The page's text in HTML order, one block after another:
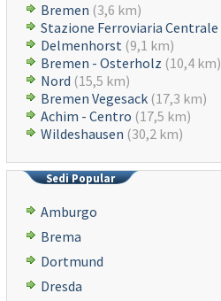
Bremen (3,6 km)
Stazione Ferroviaria Centrale
Delmenhorst (9,1 km)
Bremen - Osterholz (10,4 km)
Nord (15,5 km)
Bremen Vegesack (17,3 km)
Achim - Centro (17,5 km)
Wildeshausen (30,2 km)
Sedi Popular
Amburgo
Brema
Dortmund
Dresda